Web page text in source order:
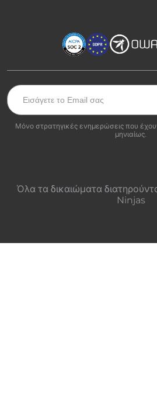
Μόνο στρατηγικές ενημερώσεις που
μηνιαίως.
Όλα τα δικαιώματα
Ninjas